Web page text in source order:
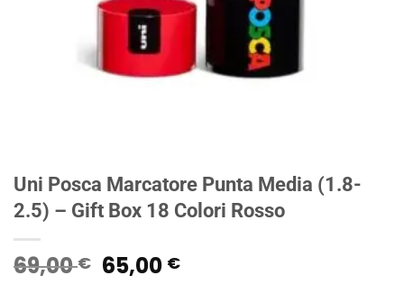
Uni Posca Marcatore Punta Media (1.8-
2.5) – Gift Box 18 Colori Rosso
69,00€ Il
prezzo
65,00 €Il